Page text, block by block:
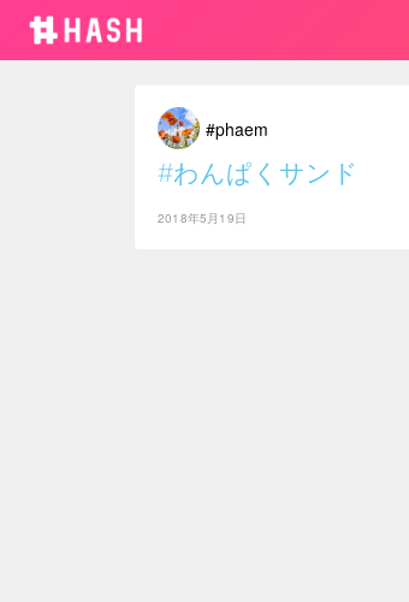
#phaem
#わんぱくサンド
2018年5月19日